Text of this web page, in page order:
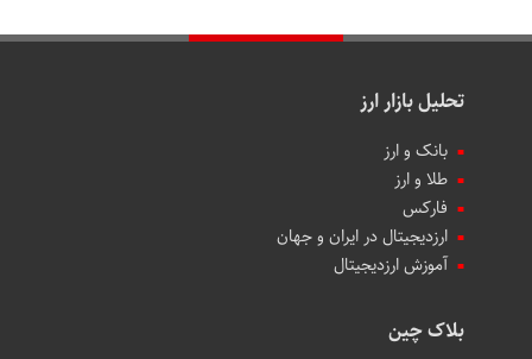
تحلیل بازار ارز
بانک و ارز
طلا و ارز
فارکس
ارزدیجیتال در ایران و جهان
آموزش ارزدیجیتال
بلاک چین